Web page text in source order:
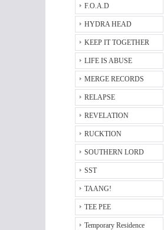
F.O.A.D
HYDRA HEAD
KEEP IT TOGETHER
LIFE IS ABUSE
MERGE RECORDS
RELAPSE
REVELATION
RUCKTION
SOUTHERN LORD
SST
TAANG!
TEE PEE
Temporary Residence